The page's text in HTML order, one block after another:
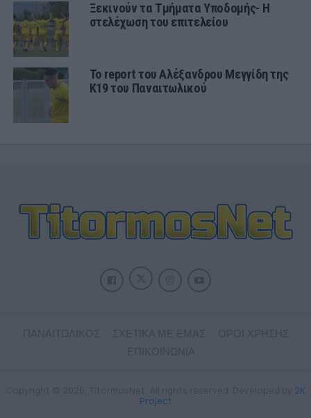
Ξεκινούν τα Τμήματα Υποδομής- Η
στελέχωση του επιτελείου
Το report του Αλέξανδρου Μεγγίδη της
Κ19 του Παναιτωλικού
2K
Project